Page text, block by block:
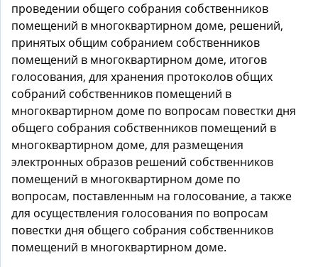
проведении общего собрания собственников
помещений в многоквартирном доме, решений,
принятых общим собранием собственников
помещений в многоквартирном доме, итогов
голосования, для хранения протоколов общих
собраний собственников помещений в
многоквартирном доме по вопросам повестки дня
общего собрания собственников помещений в
многоквартирном доме, для размещения
электронных образов решений собственников
помещений в многоквартирном доме по
вопросам, поставленным на голосование, а также
для осуществления голосования по вопросам
повестки дня общего собрания собственников
помещений в многоквартирном доме.